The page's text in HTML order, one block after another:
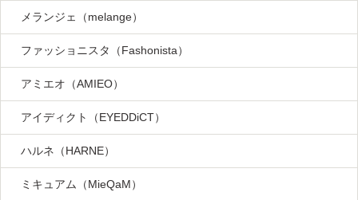
メランジェ（melange）
ファッショニスタ（Fashonista）
アミエオ（AMIEO）
アイディクト（EYEDDiCT）
ハルネ（HARNE）
ミキュアム（MieQaM）